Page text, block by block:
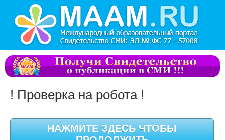
! Проверка на робота !